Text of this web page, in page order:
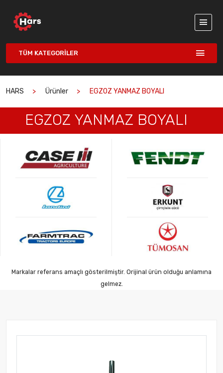
TÜM KATEGORILER
HARS Ürünler EGZOZ YANMAZ BOYALI
EGZOZ YANMAZ BOYALI
Markalar referans amaçlı gösterilmiştir. Orijinal ürün olduğu anlamına
gelmez.